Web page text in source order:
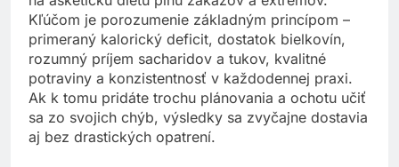
Kľúčom je porozumenie základným princípom –
primeraný kalorický deficit, dostatok bielkovín,
rozumný príjem sacharidov a tukov, kvalitné
potraviny a konzistentnosť v každodennej praxi.
Ak k tomu pridáte trochu plánovania a ochotu učiť
sa zo svojich chýb, výsledky sa zvyčajne dostavia
aj bez drastických opatrení.